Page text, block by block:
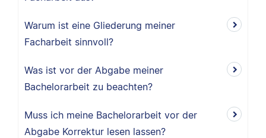
Warum ist eine Gliederung meiner
Facharbeit sinnvoll?
Was ist vor der Abgabe meiner
Bachelorarbeit zu beachten?
Muss ich meine Bachelorarbeit vor der
Abgabe Korrektur lesen lassen?